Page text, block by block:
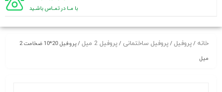
با مـا در تمـاس باشـید
خانه /پروفیل /پروفیل ساختمانی /پروفیل 2 میل
/ پروفیل 20*10 ضخامت 2
میل